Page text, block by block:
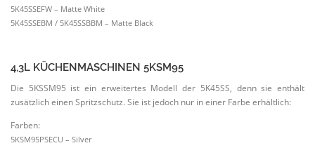
5K45SSEFW – Matte White
5K45SSEBM / 5K45SSBBM – Matte Black
4,3L KÜCHEN­MA­SCHINEN 5KSM95
Die 5KSSM95 ist ein erwei­tertes Modell der 5K45SS, denn sie enthält
zusätzlich einen Spritz­schutz. Sie ist jedoch nur in einer Farbe erhältlich:
Farben:
5KSM95PSECU – Silver